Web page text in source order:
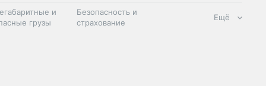
и
грузы
Безопасность и
страхование
Ещё